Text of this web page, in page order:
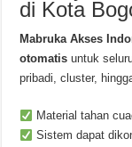
di Kota
Mabruka Akses
otomatis untuk
pribadi, cluster,
Material tahan
Sistem dapat